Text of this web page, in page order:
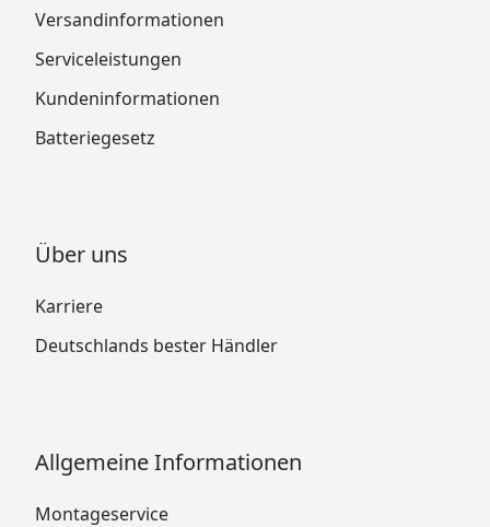
Versandinformationen
Serviceleistungen
Kundeninformationen
Batteriegesetz
Über uns
Karriere
Deutschlands bester Händler
Allgemeine Informationen
Montageservice